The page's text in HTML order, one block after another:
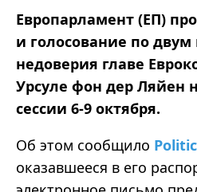
Европарламент (ЕП)
и голосование по
недоверия главе
Урсуле фон дер Ляйен
сессии 6-9 октября.
Об этом сообщило
оказавшееся в его